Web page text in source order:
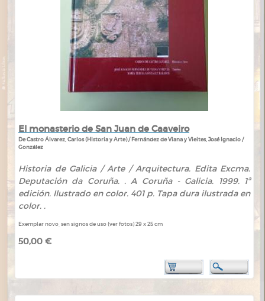
El monasterio de San Juan de Caaveiro
De Castro Álvarez, Carlos (HIstoria y Arte) / Fernández de Viana y Vieites, José Ignacio /
González
Historia de Galicia / Arte / Arquitectura. Edita Excma.
Deputación da Coruña. . A Coruña - Galicia. 1999. 1ª
edición. Ilustrado en color. 401 p. Tapa dura ilustrada en
color. .
Exemplar novo, sen signos de uso (ver fotos) 29 x 25 cm
50,00 €